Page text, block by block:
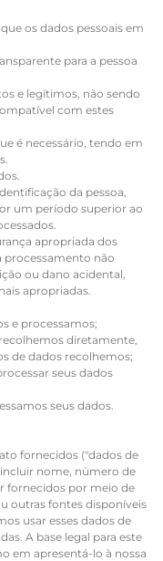
os dados pessoais em
para a pessoa
e legítimos, não sendo
com estes
é necessário, tendo em
da pessoa,
um período superior ao
apropriada dos
processamento não
ou dano acidental,
apropriadas.
e processamos;
diretamente,
de dados recolhemos;
seus dados
seus dados.
fornecidos ("dados de
nome, número de
fornecidos por meio de
outras fontes disponíveis
usar esses dados de
A base legal para este
em apresentá-lo à nossa